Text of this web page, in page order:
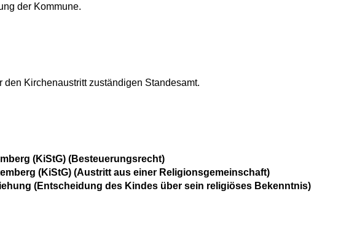
der Kommune.
Kirchenaustritt zuständigen Standesamt.
(KiStG) (Besteuerungsrecht)
(KiStG) (Austritt aus einer Religionsgemeinschaft)
(Entscheidung des Kindes über sein religiöses Bekenntnis)